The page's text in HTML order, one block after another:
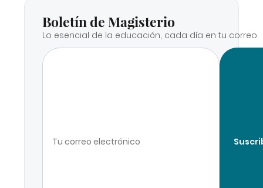
Boletín de Magisterio
Lo esencial de la educación, cada día en tu correo.